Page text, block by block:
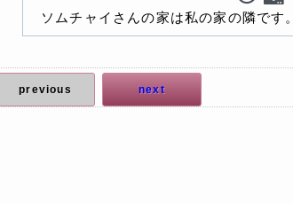
ソムチャイさんの家は私の家の隣です。
previous next